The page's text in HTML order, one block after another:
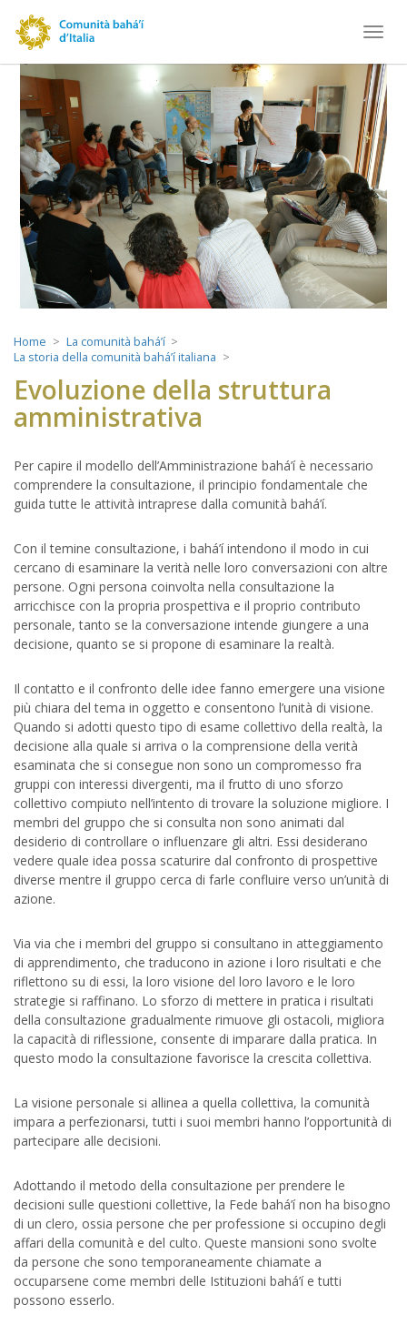
Home
La comunità bahá’í
La storia della comunità bahá’í italiana
Evoluzione della struttura
amministrativa
Per capire il modello dell’Amministrazione bahá’í è necessario
comprendere la consultazione, il principio fondamentale che
guida tutte le attività intraprese dalla comunità bahá’í.
Con il temine consultazione, i bahá’í intendono il modo in cui
cercano di esaminare la verità nelle loro conversazioni con altre
persone. Ogni persona coinvolta nella consultazione la
arricchisce con la propria prospettiva e il proprio contributo
personale, tanto se la conversazione intende giungere a una
decisione, quanto se si propone di esaminare la realtà.
Il contatto e il confronto delle idee fanno emergere una visione
più chiara del tema in oggetto e consentono l’unità di visione.
Quando si adotti questo tipo di esame collettivo della realtà, la
decisione alla quale si arriva o la comprensione della verità
esaminata che si consegue non sono un compromesso fra
gruppi con interessi divergenti, ma il frutto di uno sforzo
collettivo compiuto nell’intento di trovare la soluzione migliore. I
membri del gruppo che si consulta non sono animati dal
desiderio di controllare o influenzare gli altri. Essi desiderano
vedere quale idea possa scaturire dal confronto di prospettive
diverse mentre il gruppo cerca di farle confluire verso un’unità di
azione.
Via via che i membri del gruppo si consultano in atteggiamento
di apprendimento, che traducono in azione i loro risultati e che
riflettono su di essi, la loro visione del loro lavoro e le loro
strategie si raffinano. Lo sforzo di mettere in pratica i risultati
della consultazione gradualmente rimuove gli ostacoli, migliora
la capacità di riflessione, consente di imparare dalla pratica. In
questo modo la consultazione favorisce la crescita collettiva.
La visione personale si allinea a quella collettiva, la comunità
impara a perfezionarsi, tutti i suoi membri hanno l’opportunità di
partecipare alle decisioni.
Adottando il metodo della consultazione per prendere le
decisioni sulle questioni collettive, la Fede bahá’í non ha bisogno
di un clero, ossia persone che per professione si occupino degli
affari della comunità e del culto. Queste mansioni sono svolte
da persone che sono temporaneamente chiamate a
occuparsene come membri delle Istituzioni bahá’í e tutti
possono esserlo.